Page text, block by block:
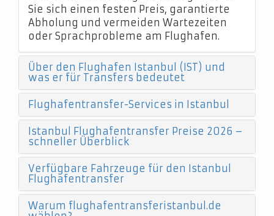
Sie sich einen festen Preis, garantierte
Abholung und vermeiden Wartezeiten
oder Sprachprobleme am Flughafen.
Über den Flughafen Istanbul (IST) und
was er für Transfers bedeutet
Flughafentransfer-Services in Istanbul
Istanbul Flughafentransfer Preise 2026 –
schneller Überblick
Verfügbare Fahrzeuge für den Istanbul
Flughafentransfer
Warum flughafentransferistanbul.de